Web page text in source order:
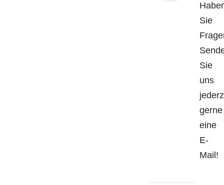
Sie
Sie
uns
gerne
eine
E-
Mail!